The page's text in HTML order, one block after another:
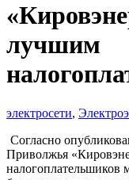
лучшим
электросети,
Согласно
Приволжья
налогоплательшиков